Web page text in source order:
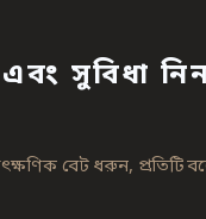
সুবিধা
বেট ধরুন, প্রতিটি